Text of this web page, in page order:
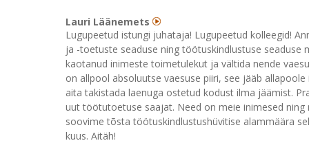
Lauri Läänemets
Lugupeetud istungi juhataja! Lugupeetud kolleegid!
ja -toetuste seaduse ning töötuskindlustuse
kaotanud inimeste toimetulekut ja vältida nende
on allpool absoluutse vaesuse piiri, see jääb
aita takistada laenuga ostetud kodust ilma jäämist.
uut töötutoetuse saajat. Need on meie inimesed
soovime tõsta töötuskindlustushüvitise alammäära
kuus. Aitäh!